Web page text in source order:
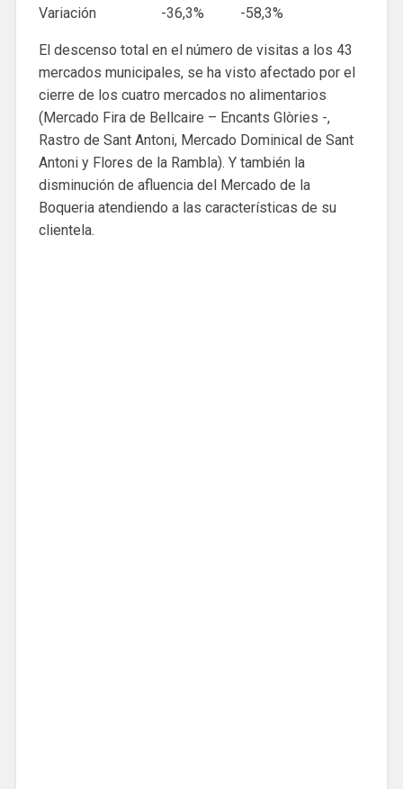
Variación -36,3% -58,3%
El descenso total en el número de visitas a los 43
mercados municipales, se ha visto afectado por el
cierre de los cuatro mercados no alimentarios
(Mercado Fira de Bellcaire – Encants Glòries -,
Rastro de Sant Antoni, Mercado Dominical de Sant
Antoni y Flores de la Rambla). Y también la
disminución de afluencia del Mercado de la
Boqueria atendiendo a las características de su
clientela.